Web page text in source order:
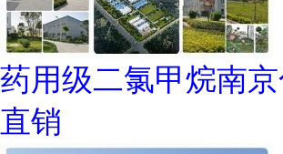
药用级二氯甲烷南
直销